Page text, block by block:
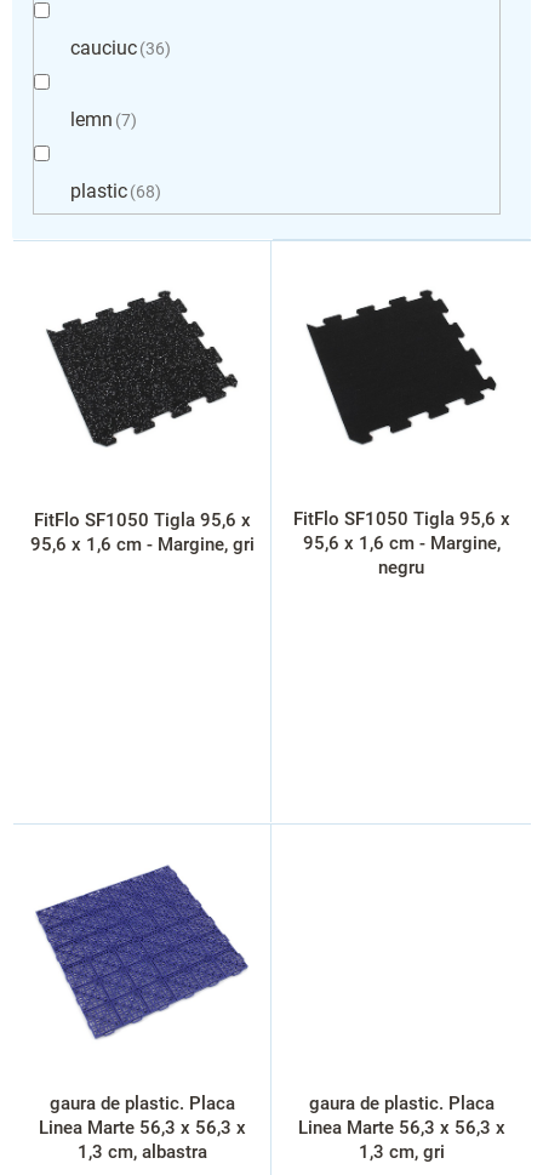
cauciuc 36
lemn 7
plastic 68
L
FitFlo SF1050 Tigla 95,6 x
95,6 x 1,6 cm - Margine, gri
FitFlo SF1050 Tigla 95,6 x
95,6 x 1,6 cm - Margine,
negru
gaura de plastic. Placa
Linea Marte 56,3 x 56,3 x
1,3 cm, albastra
gaura de plastic. Placa
Linea Marte 56,3 x 56,3 x
1,3 cm, gri